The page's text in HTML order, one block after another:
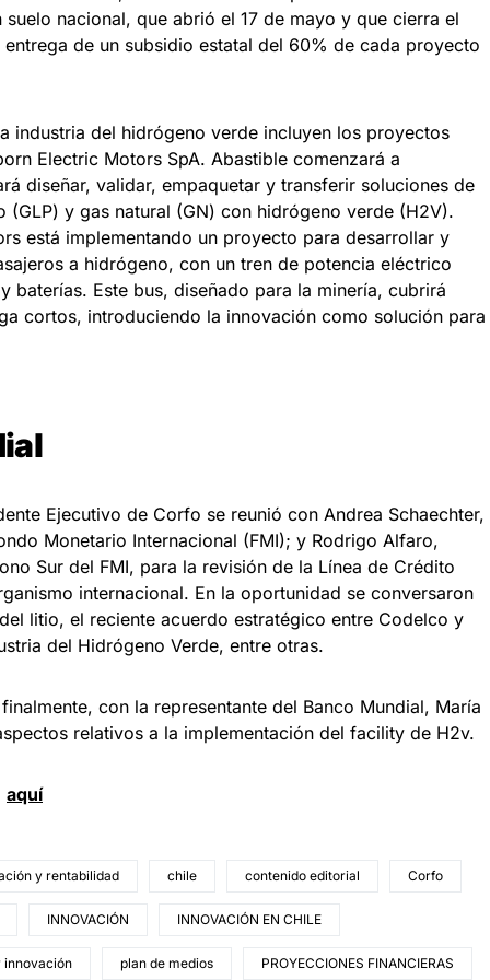
nacional, que abrió el 17 de mayo y que cierra el
de un subsidio estatal del 60% de cada proyecto
industria del hidrógeno verde incluyen los proyectos
Electric Motors SpA. Abastible comenzará a
diseñar, validar, empaquetar y transferir soluciones de
y gas natural (GN) con hidrógeno verde (H2V).
está implementando un proyecto para desarrollar y
a hidrógeno, con un tren de potencia eléctrico
baterías. Este bus, diseñado para la minería, cubrirá
cortos, introduciendo la innovación como solución para
Ejecutivo de Corfo se reunió con Andrea Schaechter,
Monetario Internacional (FMI); y Rodrigo Alfaro,
Sur del FMI, para la revisión de la Línea de Crédito
internacional. En la oportunidad se conversaron
litio, el reciente acuerdo estratégico entre Codelco y
del Hidrógeno Verde, entre otras.
con la representante del Banco Mundial, María
relativos a la implementación del facility de H2v.
aquí
y rentabilidad chile contenido editorial Corfo
INNOVACIÓN INNOVACIÓN EN CHILE
innovación plan de medios PROYECCIONES FINANCIERAS